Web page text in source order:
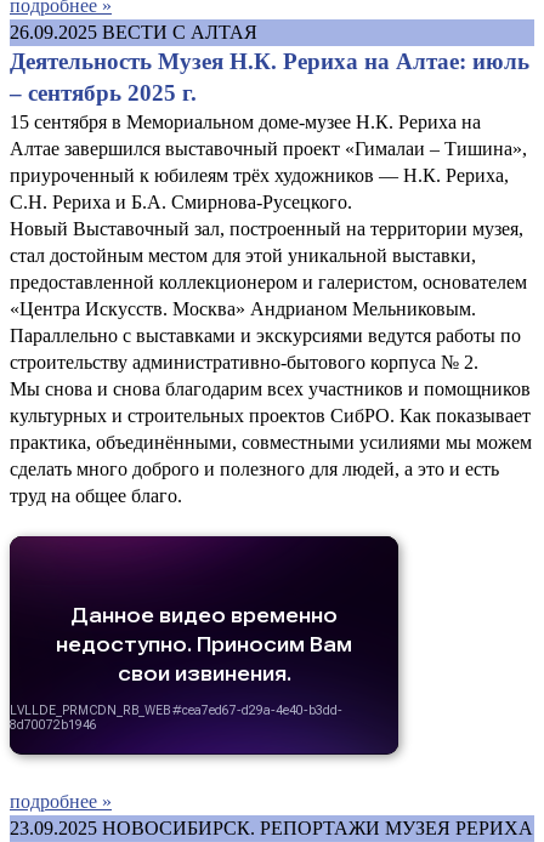
подробнее »
26.09.2025 ВЕСТИ С АЛТАЯ
Деятельность Музея Н.К. Рериха на Алтае: июль
– сентябрь 2025 г.
15 сентября в Мемориальном доме-музее Н.К. Рериха на
Алтае завершился выставочный проект «Гималаи – Тишина»,
приуроченный к юбилеям трёх художников — Н.К. Рериха,
С.Н. Рериха и Б.А. Смирнова-Русецкого.
Новый Выставочный зал, построенный на территории музея,
стал достойным местом для этой уникальной выставки,
предоставленной коллекционером и галеристом, основателем
«Центра Искусств. Москва» Андрианом Мельниковым.
Параллельно с выставками и экскурсиями ведутся работы по
строительству административно-бытового корпуса № 2.
Мы снова и снова благодарим всех участников и помощников
культурных и строительных проектов СибРО. Как показывает
практика, объединёнными, совместными усилиями мы можем
сделать много доброго и полезного для людей, а это и есть
труд на общее благо.
подробнее »
23.09.2025 НОВОСИБИРСК. РЕПОРТАЖИ МУЗЕЯ РЕРИХА